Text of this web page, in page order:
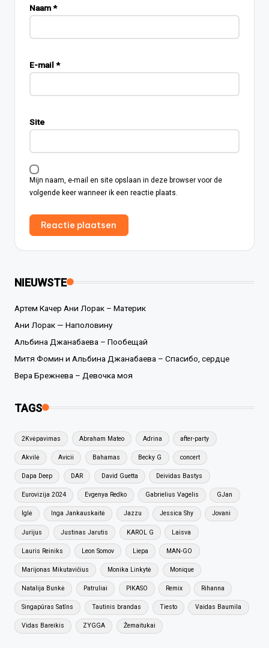
Naam*
E-mail *
Site
Mijn naam, e-mail en site opslaan in deze browser voor de
volgende keer wanneer ik een reactie plaats.
NIEUWSTE
Артем Качер Ани Лорак – Материк
Ани Лорак — Наполовину
Альбина Джанабаева – Пообещай
Митя Фомин и Альбина Джанабаева – Спасибо, сердце
Вера Брежнева – Девочка моя
TAGS
2Kvėpavimas Abraham Mateo Adrina after-party
Akvilė Avicii Bahamas Becky G concert
Dapa Deep DAR David Guetta Deividas Bastys
Eurovizija 2024 Evgenya Redko Gabrielius Vagelis GJan
Iglė Inga Jankauskaitė Jazzu Jessica Shy Jovani
Jurijus Justinas Jarutis KAROL G Laisva
Lauris Reiniks Leon Somov Liepa MAN-GO
Marijonas Mikutavičius Monika Linkytė Monique
Natalija Bunkė Patruliai PIKASO Remix Rihanna
Singapūras Satīns Tautinis brandas Tiesto Vaidas Baumila
Vidas Bareikis ZYGGA Žemaitukai